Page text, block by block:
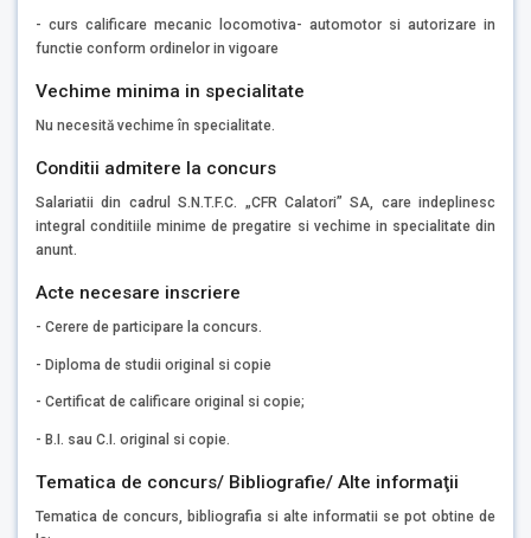
- curs calificare mecanic locomotiva- automotor si autorizare in
functie conform ordinelor in vigoare
Vechime minima in specialitate
Nu necesită vechime în specialitate.
Conditii admitere la concurs
Salariatii din cadrul S.N.T.F.C. „CFR Calatori” SA, care indeplinesc
integral conditiile minime de pregatire si vechime in specialitate din
anunt.
Acte necesare inscriere
- Cerere de participare la concurs.
- Diploma de studii original si copie
- Certificat de calificare original si copie;
- B.I. sau C.I. original si copie.
Tematica de concurs/ Bibliografie/ Alte informaţii
Tematica de concurs, bibliografia si alte informatii se pot obtine de